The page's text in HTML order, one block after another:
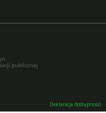
Deklaracja dostępności